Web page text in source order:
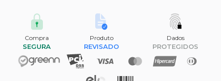
Compra
SEGURA
Produto
REVISADO
Dados
PROTEGIDOS